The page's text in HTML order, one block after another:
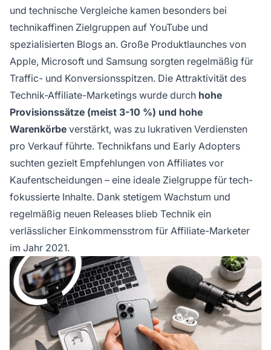
und technische Vergleiche kamen besonders bei
technikaffinen Zielgruppen auf YouTube und
spezialisierten Blogs an. Große Produktlaunches von
Apple, Microsoft und Samsung sorgten regelmäßig für
Traffic- und Konversionsspitzen. Die Attraktivität des
Technik-Affiliate-Marketings wurde durch hohe
Provisionssätze (meist 3-10 %) und hohe
Warenkörbe verstärkt, was zu lukrativen Verdiensten
pro Verkauf führte. Technikfans und Early Adopters
suchten gezielt Empfehlungen von Affiliates vor
Kaufentscheidungen – eine ideale Zielgruppe für tech-
fokussierte Inhalte. Dank stetigem Wachstum und
regelmäßig neuen Releases blieb Technik ein
verlässlicher Einkommensstrom für Affiliate-Marketer
im Jahr 2021.